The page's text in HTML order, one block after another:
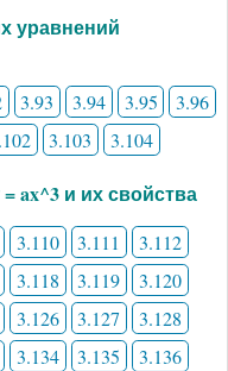
уравнений
3.93 3.94 3.95
3.96
3.103 3.104
ax^3 и их свойства
3.110 3.111
3.112
3.118 3.119
3.120
3.126 3.127
3.128
3.134 3.135
3.136